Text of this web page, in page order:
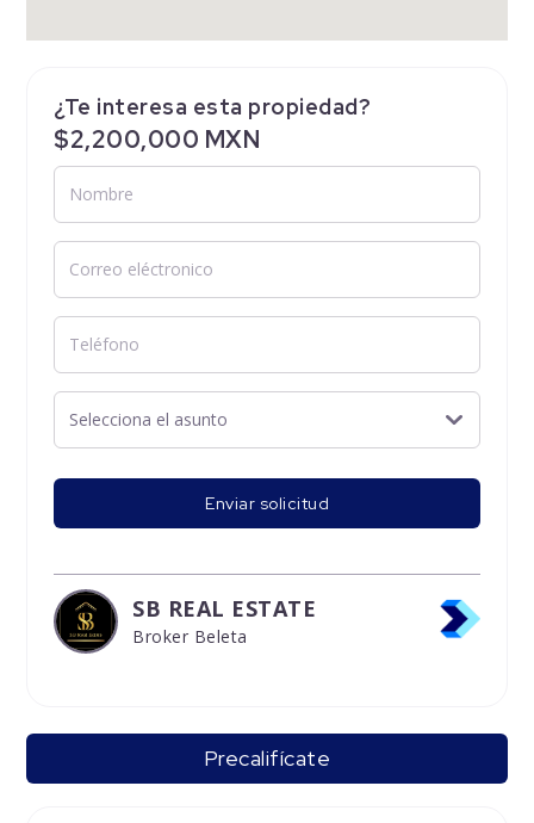
¿Te interesa esta propiedad?
$2,200,000 MXN
Enviar solicitud
SB REAL ESTATE
Broker Beleta
Precalifícate